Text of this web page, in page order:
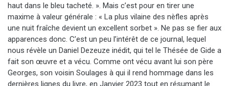
haut dans le bleu tacheté. ». Mais c’est pour en tirer une
maxime à valeur générale : « La plus vilaine des nèfles après
une nuit fraîche devient un excellent sorbet ». Ne pas se fier aux
apparences donc. C’est un peu l’intérêt de ce journal, lequel
nous révèle un Daniel Dezeuze inédit, qui tel le Thésée de Gide a
fait son œuvre et a vécu. Comme ont vécu avant lui son père
Georges, son voisin Soulages à qui il rend hommage dans les
dernières lignes du livre, en Janvier 2023 tout en résumant le